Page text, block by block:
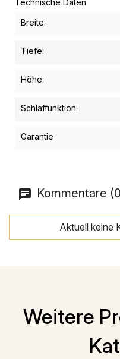
Technische Daten
Breite:
Tiefe:
Höhe:
Schlaffunktion:
Garantie
Kommentare
Aktuell keine
Weitere